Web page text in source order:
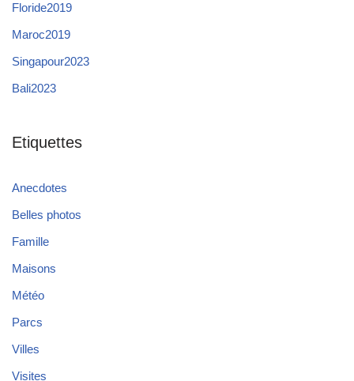
Floride2019
Maroc2019
Singapour2023
Bali2023
Etiquettes
Anecdotes
Belles photos
Famille
Maisons
Météo
Parcs
Villes
Visites